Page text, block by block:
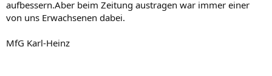
aufbessern.Aber beim Zeitung austragen war immer einer
von uns Erwachsenen dabei.
MfG Karl-Heinz